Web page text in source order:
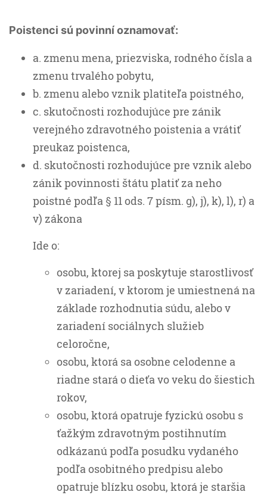
Poistenci sú povinní oznamovať:
a. zmenu mena, priezviska, rodného čísla a
zmenu trvalého pobytu,
b. zmenu alebo vznik platiteľa poistného,
c. skutočnosti rozhodujúce pre zánik
verejného zdravotného poistenia a vrátiť
preukaz poistenca,
d. skutočnosti rozhodujúce pre vznik alebo
zánik povinnosti štátu platiť za neho
poistné podľa § 11 ods. 7 písm. g), j), k), l), r) a
v) zákona
Ide o:
osobu, ktorej sa poskytuje starostlivosť
v zariadení, v ktorom je umiestnená na
základe rozhodnutia súdu, alebo v
zariadení sociálnych služieb
celoročne,
osobu, ktorá sa osobne celodenne a
riadne stará o dieťa vo veku do šiestich
rokov,
osobu, ktorá opatruje fyzickú osobu s
ťažkým zdravotným postihnutím
odkázanú podľa posudku vydaného
podľa osobitného predpisu alebo
opatruje blízku osobu, ktorá je staršia